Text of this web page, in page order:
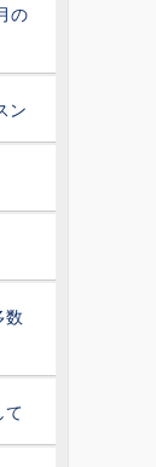
の
ン
数
て